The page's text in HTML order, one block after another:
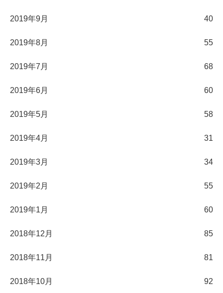
2019年9月 40
2019年8月 55
2019年7月 68
2019年6月 60
2019年5月 58
2019年4月 31
2019年3月 34
2019年2月 55
2019年1月 60
2018年12月 85
2018年11月 81
2018年10月 92